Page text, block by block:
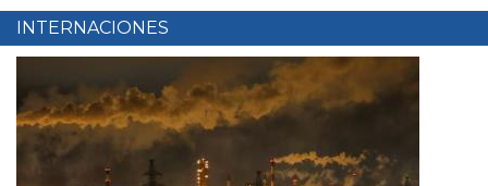
INTERNACIONES